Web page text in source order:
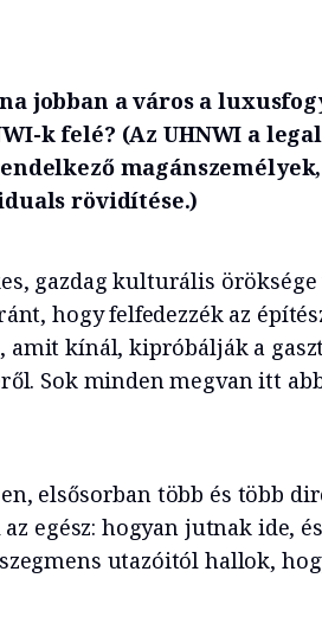
jobban a város a
k felé? (Az UHNWI a
rövidítése.)
gazdag kulturális öröksége
hogy felfedezzék az
amit kínál, kipróbálják a
Sok minden megvan itt
elsősorban több és több
egész: hogyan jutnak ide,
utazóitól hallok,